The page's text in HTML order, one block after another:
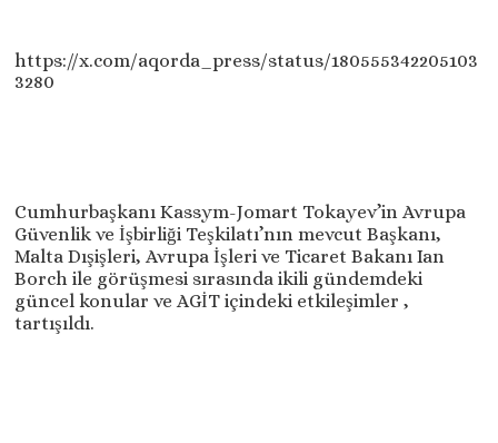
https://x.com/aqorda_press/status/180555342205103
3280
Cumhurbaşkanı Kassym-Jomart Tokayev’in Avrupa
Güvenlik ve İşbirliği Teşkilatı’nın mevcut Başkanı,
Malta Dışişleri, Avrupa İşleri ve Ticaret Bakanı Ian
Borch ile görüşmesi sırasında ikili gündemdeki
güncel konular ve AGİT içindeki etkileşimler ,
tartışıldı.